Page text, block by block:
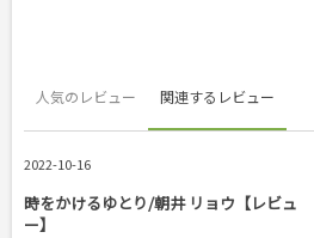
人気のレビュー 関連するレビュー
2022-10-16
時をかけるゆとり/朝井 リョウ【レビュ
ー】